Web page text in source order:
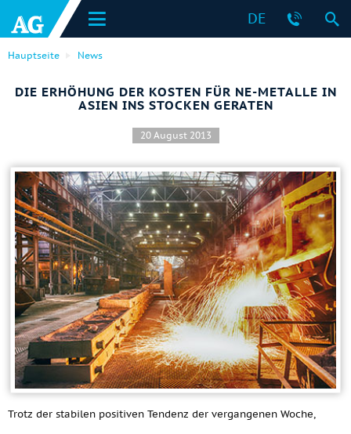
DE
Hauptseite News
DIE ERHÖHUNG DER KOSTEN FÜR NE-METALLE IN
ASIEN INS STOCKEN GERATEN
20 August 2013
Trotz der stabilen positiven Tendenz der vergangenen Woche,